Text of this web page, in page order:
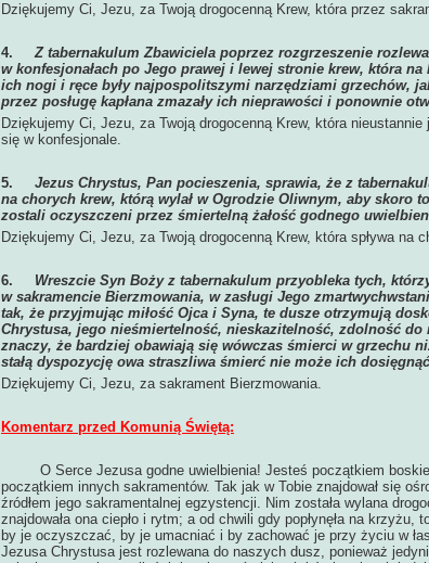
Dziękujemy Ci, Jezu, za Twoją drogocenną Krew, która przez
4.Z tabernakulum Zbawiciela poprzez rozgrzeszenie
w konfesjonałach po Jego prawej i lewej stronie krew, która na
ich nogi i ręce były najpospolitszymi narzędziami grzechów,
przez posługę kapłana zmazały ich nieprawości i ponownie
Dziękujemy Ci, Jezu, za Twoją drogocenną Krew, która
się w konfesjonale.
5. Jezus Chrystus, Pan pocieszenia, sprawia, że z
na chorych krew, którą wylał w Ogrodzie Oliwnym, aby skoro
zostali oczyszczeni przez śmiertelną żałość godnego
Dziękujemy Ci, Jezu, za Twoją drogocenną Krew, która spływa na
6. Wreszcie Syn Boży z tabernakulum przyobleka tych,
w sakramencie Bierzmowania, w zasługi Jego
tak, że przyjmując miłość Ojca i Syna, te dusze otrzymują
Chrystusa, jego nieśmiertelność, nieskazitelność, zdolność
znaczy, że bardziej obawiają się wówczas śmierci w grzechu
stałą dyspozycję owa straszliwa śmierć nie może ich
Dziękujemy Ci, Jezu, za sakrament Bierzmowania.
Komentarz przed Komunią Świętą:
O Serce Jezusa godne uwielbienia! Jesteś początkiem
początkiem innych sakramentów. Tak jak w Tobie znajdował się
źródłem jego sakramentalnej egzystencji. Nim została wylana
znajdowała ona ciepło i rytm; a od chwili gdy popłynęła na krzyżu,
by je oczyszczać, by je umacniać i by zachować je przy życiu w
Jezusa Chrystusa jest rozlewana do naszych dusz, ponieważ